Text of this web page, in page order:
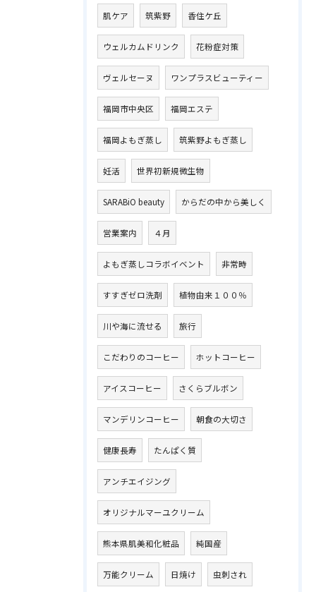
肌ケア 筑紫野 香住ケ丘
ウェルカムドリンク 花粉症対策
ヴェルセーヌ ワンプラスビューティー
福岡市中央区 福岡エステ
福岡よもぎ蒸し 筑紫野よもぎ蒸し
妊活 世界初新規微生物
SARABiO beauty からだの中から美しく
営業案内 ４月
よもぎ蒸しコラボイベント 非常時
すすぎゼロ洗剤 植物由来１００％
川や海に流せる 旅行
こだわりのコーヒー ホットコーヒー
アイスコーヒー さくらブルボン
マンデリンコーヒー 朝食の大切さ
健康長寿 たんぱく質
アンチエイジング
オリジナルマーユクリーム
熊本県肌美和化粧品 純国産
万能クリーム 日焼け 虫刺され